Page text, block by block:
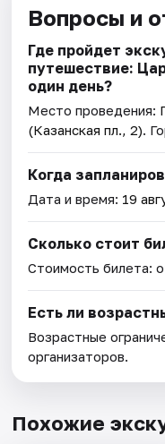
Вопросы и
Где пройдет
путешествие:
один день?
Место проведения:
(Казанская пл., 2).
Когда
Дата и время: 19
Сколько стоит
Стоимость билета:
Есть ли
Возрастные
организаторов.
Похожие